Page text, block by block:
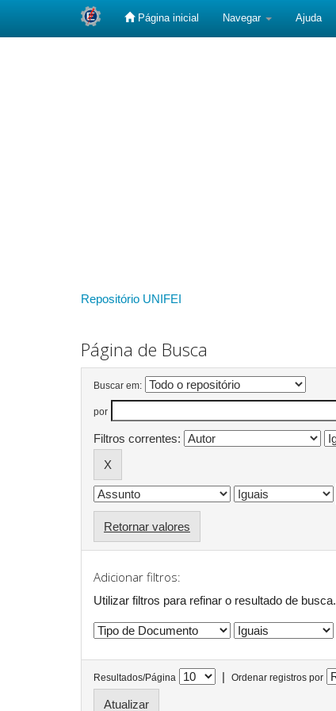
Página inicial Navegar Ajuda
Repositório UNIFEI
Página de Busca
Buscar em:
por
Filtros correntes:
Retornar valores
Adicionar filtros:
Utilizar filtros para refinar o resultado de busca.
Resultados/Página | Ordenar registros por